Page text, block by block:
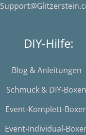
DIY-Hilfe:
Blog & Anleitungen
Schmuck & DIY-Boxen
Event-Komplett-
Event-Individual-